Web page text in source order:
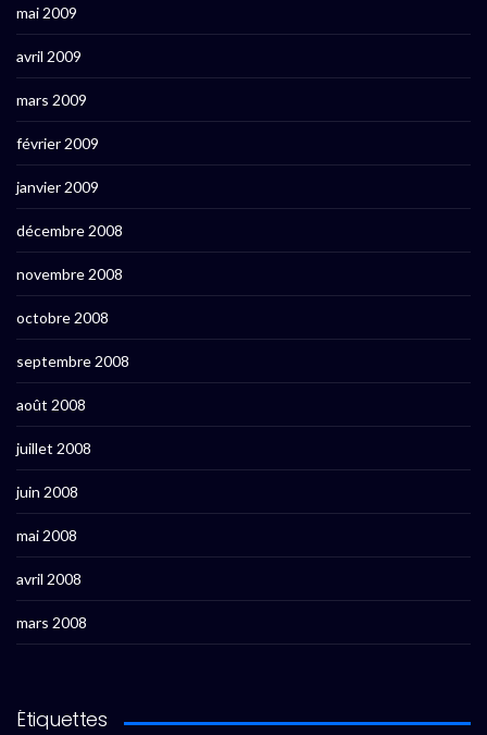
mai 2009
avril 2009
mars 2009
février 2009
janvier 2009
décembre 2008
novembre 2008
octobre 2008
septembre 2008
août 2008
juillet 2008
juin 2008
mai 2008
avril 2008
mars 2008
Étiquettes